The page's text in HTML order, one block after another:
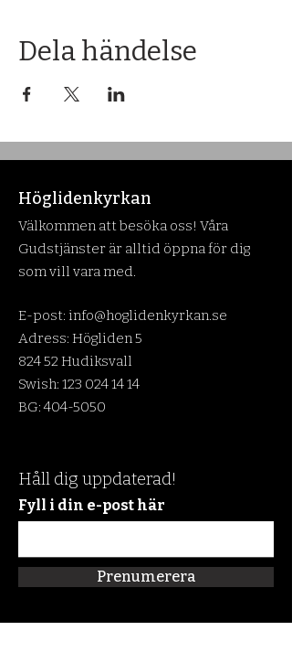
Dela händelse
Höglidenkyrkan
Välkommen att besöka oss! Våra
Gudstjänster är alltid öppna för dig
som vill vara med.
E-post: info@hoglidenkyrkan.se
Adress: Högliden 5
824 52 Hudiksvall
Swish: 123 024 14 14
BG:404-5050
Håll dig uppdaterad!
Fyll i din e-post här
Prenumerera